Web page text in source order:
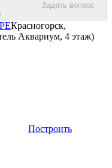
Задать вопрос
Красногорск,
Аквариум, 4 этаж)
Построить